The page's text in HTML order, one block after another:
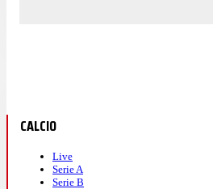
CALCIO
Live
Serie A
Serie B